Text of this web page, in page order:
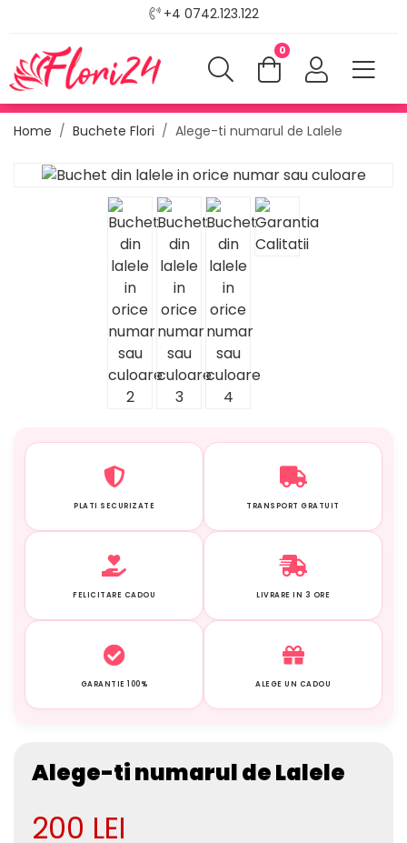
+4 0742.123.122
0
Home Buchete Flori Alege-ti numarul de Lalele
PLATI SECURIZATE TRANSPORT GRATUIT
FELICITARE CADOU LIVRARE IN 3 ORE
GARANTIE 100% ALEGE UN CADOU
Alege-ti numarul de Lalele
200 LEI